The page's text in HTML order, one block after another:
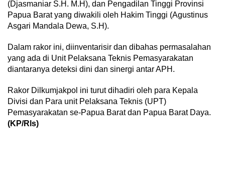
(Djasmaniar S.H. M.H), dan Pengadilan Tinggi Provinsi
Papua Barat yang diwakili oleh Hakim Tinggi (Agustinus
Asgari Mandala Dewa, S.H).
Dalam rakor ini, diinventarisir dan dibahas permasalahan
yang ada di Unit Pelaksana Teknis Pemasyarakatan
diantaranya deteksi dini dan sinergi antar APH.
Rakor Dilkumjakpol ini turut dihadiri oleh para Kepala
Divisi dan Para unit Pelaksana Teknis (UPT)
Pemasyarakatan se-Papua Barat dan Papua Barat Daya.
(KP/Rls)